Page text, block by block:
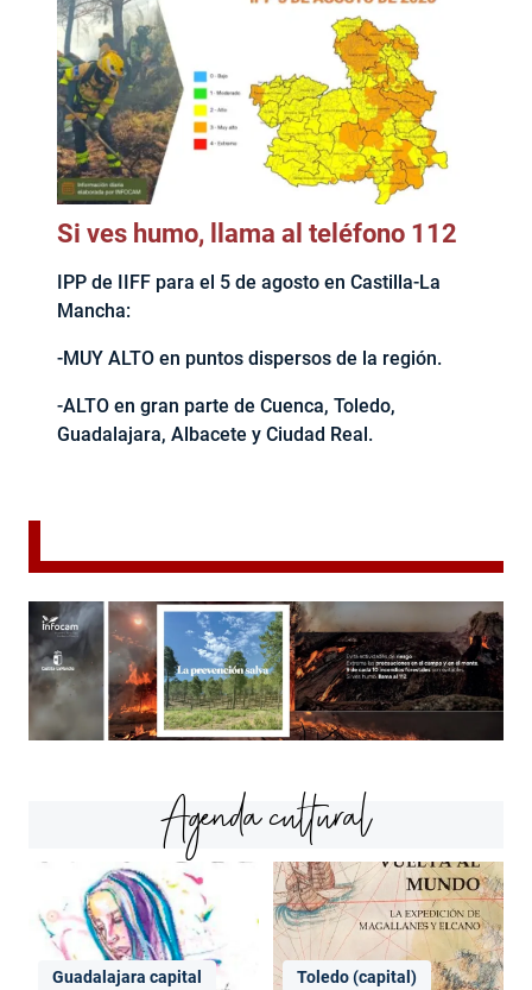
Si ves humo, llama al teléfono 112
IPP de IIFF para el 5 de agosto en Castilla-La
Mancha:
-MUY ALTO en puntos dispersos de la región.
-ALTO en gran parte de Cuenca, Toledo,
Guadalajara, Albacete y Ciudad Real.
Agenda cultural
Guadalajara capital Toledo (capital)